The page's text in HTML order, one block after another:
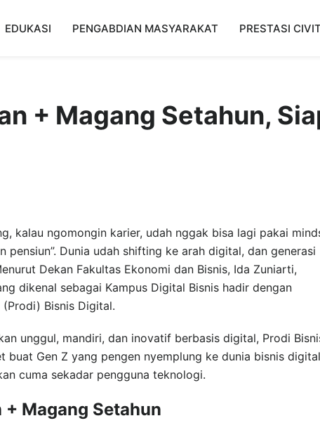
EDUKASI PENGABDIAN MASYARAKAT PRESTASI
+ Magang Setahun,
kalau ngomongin karier, udah nggak bisa lagi pakai
pensiun”. Dunia udah shifting ke arah digital, dan generasi
Dekan Fakultas Ekonomi dan Bisnis, Ida Zuniarti,
dikenal sebagai Kampus Digital Bisnis hadir dengan
Bisnis Digital.
unggul, mandiri, dan inovatif berbasis digital, Prodi
buat Gen Z yang pengen nyemplung ke dunia bisnis digital
cuma sekadar pengguna teknologi.
Magang Setahun